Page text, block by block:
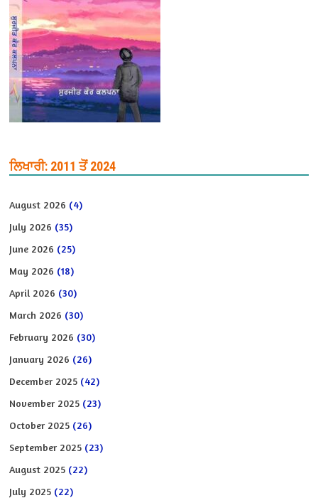
ਲਿਖਾਰੀ: 2011 ਤੋਂ 2024
August 2026 (4)
July 2026 (35)
June 2026 (25)
May 2026 (18)
April 2026 (30)
March 2026 (30)
February 2026 (30)
January 2026 (26)
December 2025 (42)
November 2025 (23)
October 2025 (26)
September 2025 (23)
August 2025 (22)
July 2025 (22)